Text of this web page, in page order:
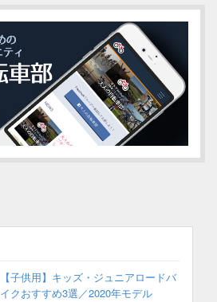
【子供用】キッズ・ジュニアロードバ
イクおすすめ3選／2020年モデル